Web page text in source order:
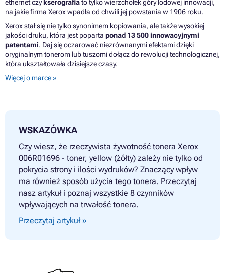
ethernet czy kserografiato tylko wierzchołek góry lodowej innowacji,
na jakie firma Xerox wpadła od chwili jej powstania w 1906 roku.
Xerox stał się nie tylko synonimem kopiowania, ale także wysokiej
jakości druku, która jest poparta ponad 13 500 innowacyjnymi
patentami. Daj się oczarować niezrównanymi efektami dzięki
oryginalnym tonerom lub tuszomi dołącz do rewolucji technologicznej,
która ukształtowała dzisiejsze czasy.
Więcej o marce »
WSKAZÓWKA
Czy wiesz, że rzeczywista żywotność tonera Xerox
006R01696 - toner, yellow (żółty) zależy nie tylko od
pokrycia strony i ilości wydruków? Znaczący wpływ
ma również sposób użycia tego tonera. Przeczytaj
nasz artykuł i poznaj wszystkie 8 czynników
wpływających na trwałość tonera.
Przeczytaj artykuł »